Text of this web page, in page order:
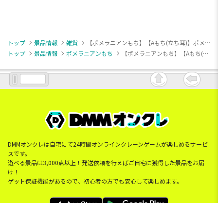
トップ 景品情報 雑貨
【ポメラニアンもち】【Aもち(立ち耳)】ポメラニアンもち ぬいぐるみパスケース
トップ
景品情報 ポメラニアンもち 【ポメラニアンもち】【Aもち(立ち耳)】ポメラニアンもち ぬいぐるみパスケース
DMMオンクレは自宅にて24時間オンラインクレーンゲームが楽しめるサービ
スです。
遊べる景品は3,000点以上！発送依頼を行えばご自宅に獲得した景品をお届
け！
ゲット保証機能があるので、初心者の方でも安心して楽しめます。